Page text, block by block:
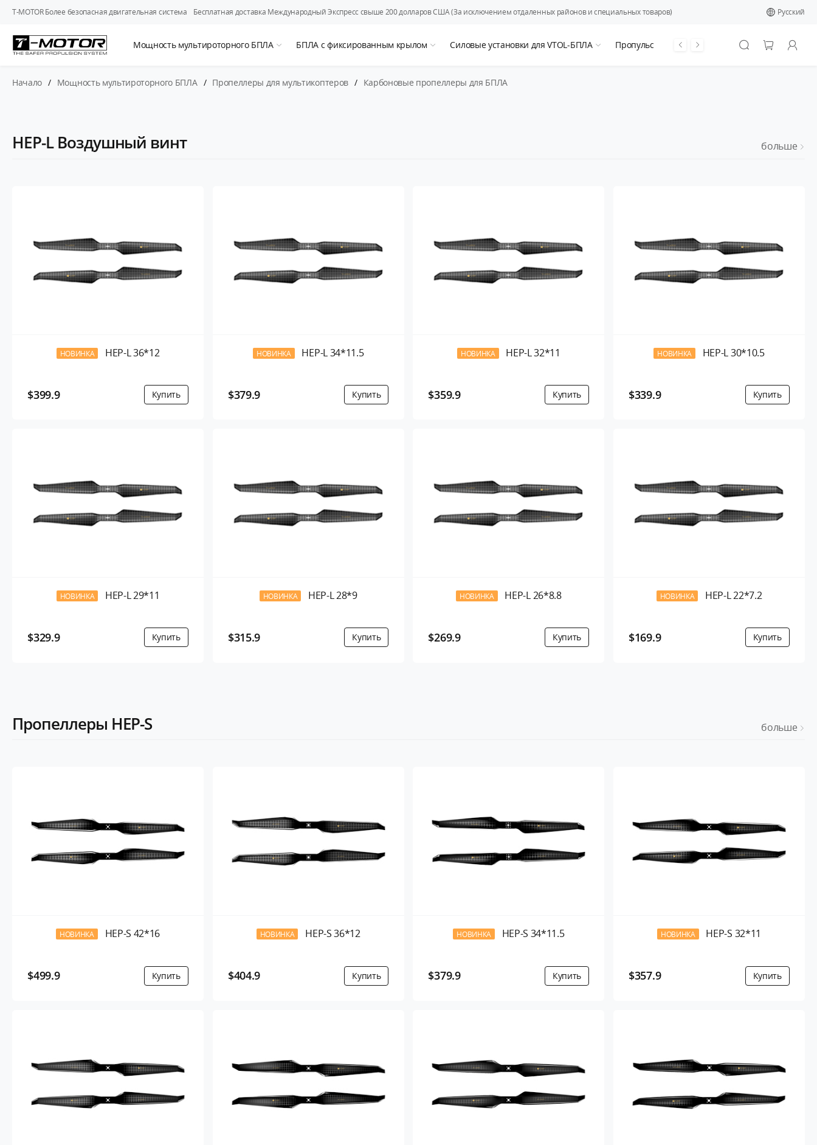
T-MOTOR Более безопасная двигательная система Бесплатная доставка Международный Экспресс свыше 200 долларов США (За исключением отдаленных районов и специальных товаров) Pусский
Мощность мультироторного БПЛА БПЛА с фиксированным крылом Силовые установки для VTOL-БПЛА Пропульсивная система
Начало / Мощность мультироторного БПЛА / Пропеллеры для мультикоптеров / Карбоновые пропеллеры для БПЛА
HEP-L Воздушный винт больше
НОВИНКА HEP-L 36*12
$399.9
НОВИНКА HEP-L 34*11.5
$379.9
НОВИНКА HEP-L 32*11
$359.9
НОВИНКА HEP-L 30*10.5
$339.9
НОВИНКА HEP-L 29*11
$329.9
НОВИНКА HEP-L 28*9
$315.9
НОВИНКА HEP-L 26*8.8
$269.9
НОВИНКА HEP-L 22*7.2
$169.9
Пропеллеры HEP-S больше
НОВИНКА HEP-S 42*16
$499.9
НОВИНКА HEP-S 36*12
$404.9
НОВИНКА HEP-S 34*11.5
$379.9
НОВИНКА HEP-S 32*11
$357.9